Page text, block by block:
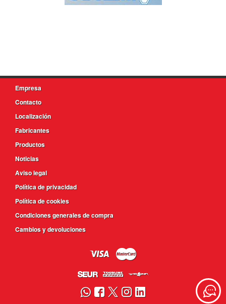
Empresa
Contacto
Localización
Fabricantes
Productos
Noticias
Aviso legal
Política de privacidad
Política de cookies
Condiciones generales de compra
Cambios y devoluciones